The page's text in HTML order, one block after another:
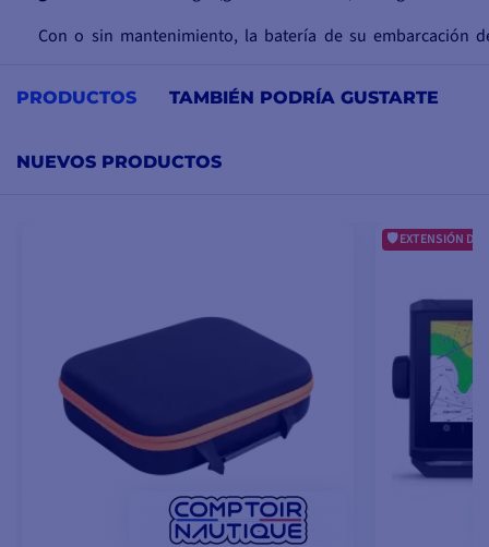
Con o sin mantenimiento, la batería de su embarcación
sobre todo,electricidadsuficiente en su barco.
PRODUCTOS TAMBIÉN PODRÍA GUSTARTE
NUEVOS PRODUCTOS
EXTENSIÓN DE